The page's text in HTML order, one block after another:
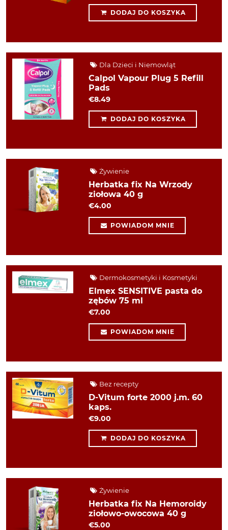
DODAJ DO KOSZYKA
Dla Dzieci i Niemowląt
Calpol Vapour Plug 5 Refill
Pads
€8.49
DODAJ DO KOSZYKA
Żywienie
Herbatka fix Na Wrzody
ziołowa 40 g
€4.00
POWIADOM MNIE
Dermokosmetyki i Kosmetyki
Elmex SENSITIVE pasta do
zębów 75 ml
€7.00
POWIADOM MNIE
Bez recepty
D-Vitum forte 2000 j.m. 60
kaps.
€9.00
DODAJ DO KOSZYKA
Żywienie
Herbatka fix Na Hemoroidy
ziołowo-owocowa 40 g
€5.00